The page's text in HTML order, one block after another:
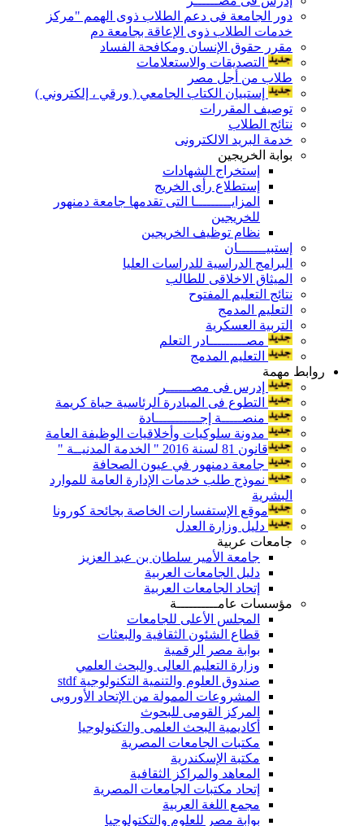
دور الجامعة فى دعم الطلاب ذوى الهمم "مركز
خدمات الطلاب ذوى الإعاقة بجامعة دم
مقرر حقوق الإنسان ومكافحة الفساد
التصديقات والاستعلامات
طلاب من أجل مصر
إستبيان الكتاب الجامعي ( ورقي ، إلكتروني )
توصيف المقررات
نتائج الطلاب
خدمة البريد الالكترونى
بوابة الخريجين
إستخراج الشهادات
إستطلاع رأى الخريج
المزايـــــــــا التى تقدمها جامعة دمنهور
للخريجين
نظام توظيف الخريجين
إستبيـــــــان
البرامج الدراسية للدراسات العليا
الميثاق الاخلاقى للطالب
نتائج التعليم المفتوح
التعليم المدمج
التربية العسكرية
مصـــــــــادر التعلم
التعليم المدمج
روابط مهمة
إدرس فى مصــــــر
التطوع فى المبادرة الرئاسية حياة كريمة
منصـــــة إجـــــــــــادة
مدونة سلوكيات وأخلاقيات الوظيفة العامة
قانون 81 لسنة 2016 " الخدمة المدنيــة "
جامعة دمنهور في عيون الصحافة
نموذج طلب خدمات الإدارة العامة للموارد
البشرية
موقع الإستفسارات الخاصة بجائحة كورونا
دليل وزارة العدل
جامعات عربية
جامعة الأمير سلطان بن عبد العزيز
دليل الجامعات العربية
إتحاد الجامعات العربية
مؤسسات عامــــــــــة
المجلس الأعلى للجامعات
قطاع الشئون الثقافية والبعثات
بوابة مصر الرقمية
وزارة التعليم العالى والبحث العلمي
صندوق العلوم والتنمية التكنولوجية stdf
المشروعات الممولة من الإتحاد الأوروبى
المركز القومى للبحوث
أكاديمية البحث العلمى والتكنولوجيا
مكتبات الجامعات المصرية
مكتبة الإسكندرية
المعاهد والمراكز الثقافية
إتحاد مكتبات الجامعات المصرية
مجمع اللغة العربية
بوابة مصر للعلوم والتكتولوجيا